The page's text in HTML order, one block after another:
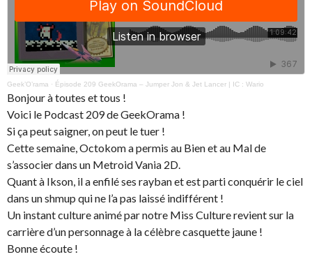
Geek’O’rama · Épisode 209 GeekOrama – Jumper Jon & Jet Lancer | IC : Wario
Bonjour à toutes et tous !
Voici le Podcast 209 de GeekOrama !
Si ça peut saigner, on peut le tuer !
Cette semaine, Octokom a permis au Bien et au Mal de
s’associer dans un Metroid Vania 2D.
Quant à Ikson, il a enfilé ses rayban et est parti conquérir le ciel
dans un shmup qui ne l’a pas laissé indifférent !
Un instant culture animé par notre Miss Culture revient sur la
carrière d’un personnage à la célèbre casquette jaune !
Bonne écoute !